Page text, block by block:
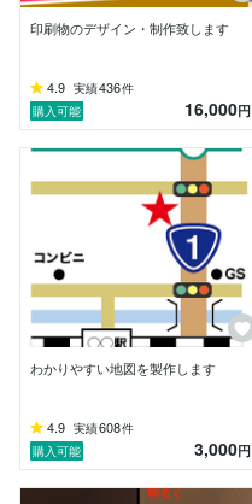
印刷物のデザイン・制作致します
4.9 実績436件
購入可能
16,000円
わかりやすい地図を製作します
4.9 実績608件
購入可能
3,000円